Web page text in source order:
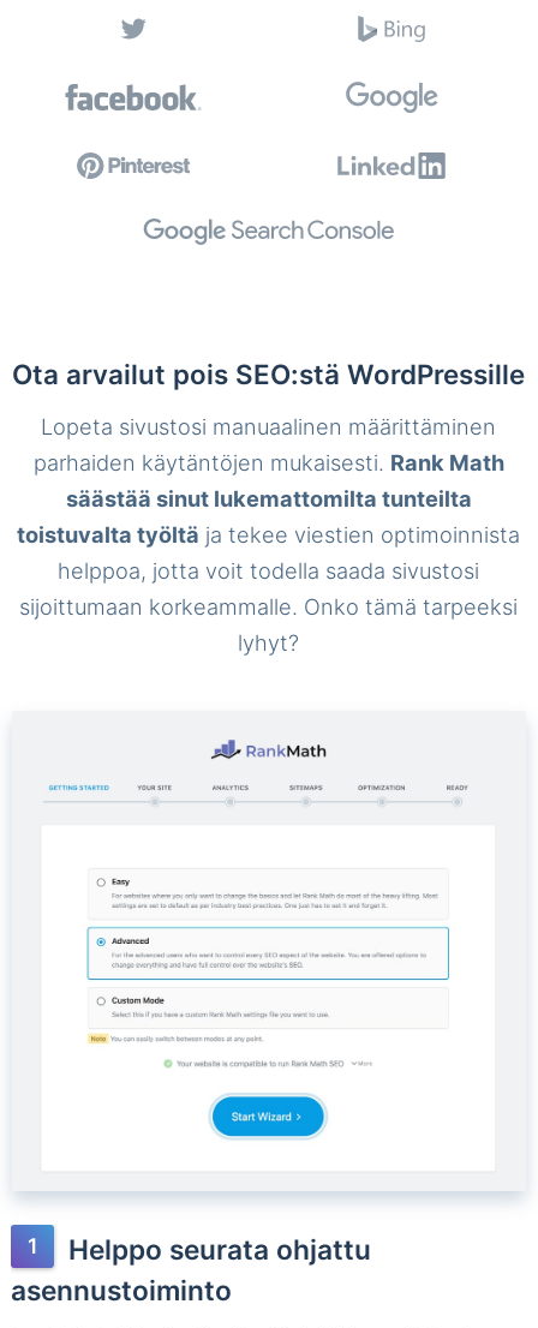
Ota arvailut pois SEO:stä WordPressille
Lopeta sivustosi manuaalinen määrittäminen
parhaiden käytäntöjen mukaisesti. Rank Math
säästää sinut lukemattomilta tunteilta
toistuvalta työltä ja tekee viestien optimoinnista
helppoa, jotta voit todella saada sivustosi
sijoittumaan korkeammalle. Onko tämä tarpeeksi
lyhyt?
Helppo seurata ohjattu
asennustoiminto